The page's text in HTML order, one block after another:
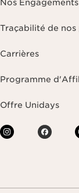
Nos Engagements
Traçabilité de
Carrières
Programme
Offre Unidays